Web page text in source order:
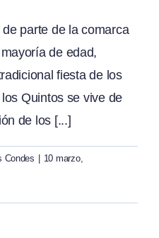
parte de la comarca
de edad,
fiesta de los
Quintos se vive de
de los [...]
Condes | 10 marzo,